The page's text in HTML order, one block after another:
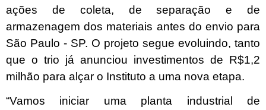
ações de coleta, de separação e de
armazenagem dos materiais antes do envio para
São Paulo - SP. O projeto segue evoluindo, tanto
que o trio já anunciou investimentos de R$1,2
milhão para alçar o Instituto a uma nova etapa.
“Vamos iniciar uma planta industrial de